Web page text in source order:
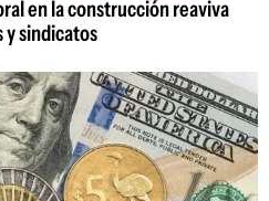
en la construcción reaviva
sindicatos